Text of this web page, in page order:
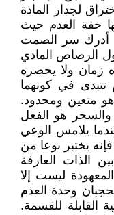
لجدار المادة
خفة العدم حيث
أدرك سر الصمت
الرصاص المادي
زمان ولا يحصره
تتبدى في كونهما
متعين ومحدود.
والسحر هو الفعل
يلامس الوعي
يختبر نوعا من
الذات العارفة
ليست إلا
وحدة العدم
القابلة للقسمة.